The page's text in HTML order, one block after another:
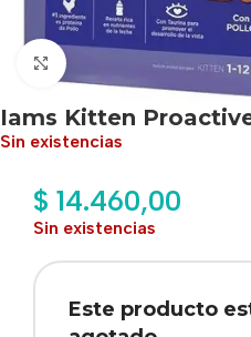
Haga clic para ampliar
Iams Kitten
Sin existencias
$ 14.460,00
Sin existencias
Este producto